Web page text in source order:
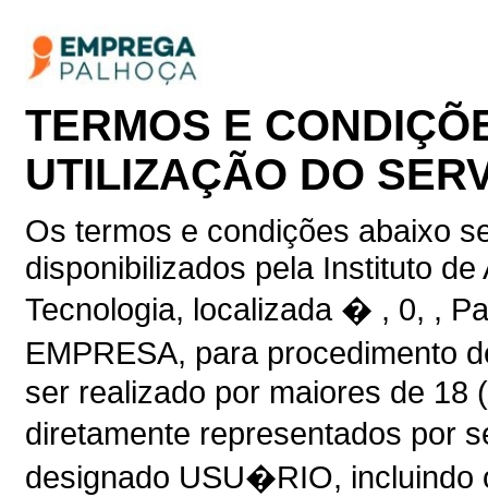
TERMOS E
UTILIZAÇÃO DO
Os termos e condições abaixo
disponibilizados pela Instituto
Tecnologia, localizada � , 0, ,
EMPRESA, para procedimento
ser realizado por maiores de 18
diretamente representados por
designado USU�RIO,